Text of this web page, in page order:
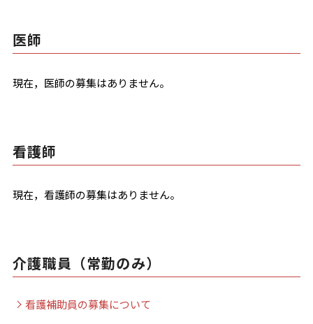
医師
現在，医師の募集はありません。
看護師
現在，看護師の募集はありません。
介護職員（常勤のみ）
看護補助員の募集について